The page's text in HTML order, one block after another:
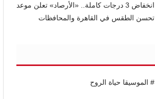
انخفاض 3 درجات كاملة.. «الأرصاد» تعلن موعد
تحسن الطقس في القاهرة والمحافظات
# الموسيقا حياة الروح